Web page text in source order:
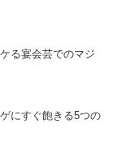
る宴会芸でのマジ
にすぐ飽きる5つの